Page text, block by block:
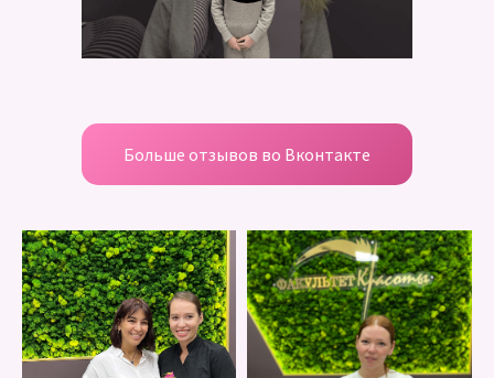
Больше отзывов во Вконтакте